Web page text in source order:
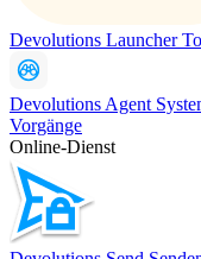
Devolutions Launcher
Devolutions Agent
Vorgänge
Online-Dienst